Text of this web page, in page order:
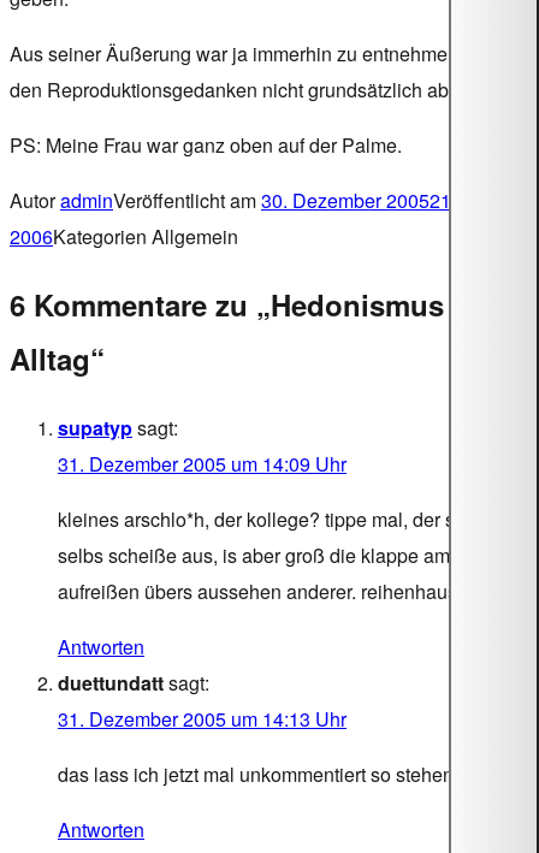
Aus seiner Äußerung war ja immerhin zu entnehmen, daß er
den Reproduktionsgedanken nicht grundsätzlich ablehnt.
PS: Meine Frau war ganz oben auf der Palme.
AutoradminVeröffentlicht am30. Dezember 200521. August
2006Kategorien Allgemein
6 Kommentare zu „Hedonismus im
Alltag“
supatypsagt:
31. Dezember 2005 um 14:09 Uhr
kleines arschlo*h, der kollege? tippe mal, der sieht
selbs scheiße aus, is aber groß die klappe am
aufreißen übers aussehen anderer. reihenhausproll
Antworten
duettundattsagt:
31. Dezember 2005 um 14:13 Uhr
das lass ich jetzt mal unkommentiert so stehen
Antworten